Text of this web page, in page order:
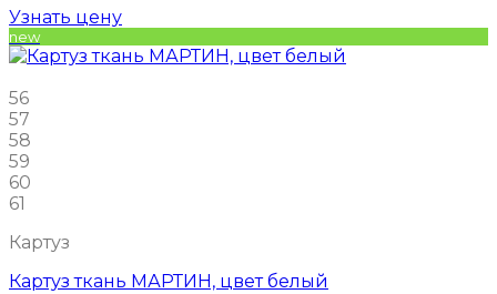
Узнать цену
new
56
57
58
59
60
61
Картуз
Картуз ткань МАРТИН, цвет белый